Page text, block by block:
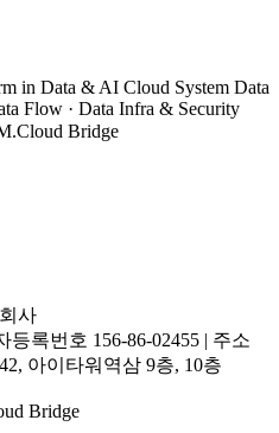
in Data & AI Cloud System Data
Flow · Data Infra & Security
Bridge
사
등록번호 156-86-02455 | 주소
아이타워역삼 9층, 10층
Bridge